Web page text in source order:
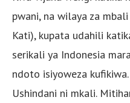
pwani, na wilaya za
Kati), kupata udahili
serikali ya Indonesia
ndoto isiyoweza kufikiwa.
Ushindani ni mkali.